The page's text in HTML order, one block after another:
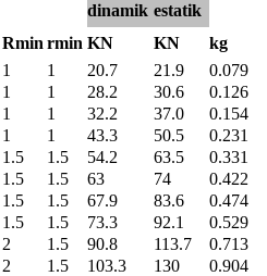
dinamik estatik
Rmin rmin KN KN
kg
1 1 20.7 21.9
0.079
1 1 28.2 30.6
0.126
1 1 32.2 37.0
0.154
1 1 43.3 50.5
0.231
1.5 1.5 54.2 63.5
0.331
1.5 1.5 63 74
0.422
1.5 1.5 67.9 83.6
0.474
1.5 1.5 73.3 92.1
0.529
2 1.5 90.8 113.7
0.713
2 1.5 103.3 130
0.904